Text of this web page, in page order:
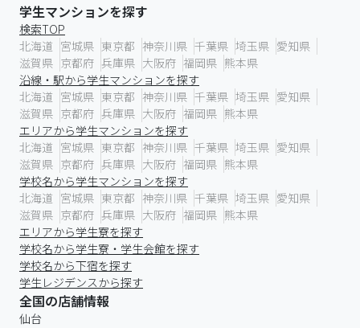
学生マンションを探す
検索TOP
北海道 宮城県 東京都 神奈川県 千葉県 埼玉県 愛知県
滋賀県 京都府 兵庫県 大阪府 福岡県 熊本県
沿線・駅から学生マンションを探す
北海道 宮城県 東京都 神奈川県 千葉県 埼玉県 愛知県
滋賀県 京都府 兵庫県 大阪府 福岡県 熊本県
エリアから学生マンションを探す
北海道 宮城県 東京都 神奈川県 千葉県 埼玉県 愛知県
滋賀県 京都府 兵庫県 大阪府 福岡県 熊本県
学校名から学生マンションを探す
北海道 宮城県 東京都 神奈川県 千葉県 埼玉県 愛知県
滋賀県 京都府 兵庫県 大阪府 福岡県 熊本県
エリアから学生寮を探す
学校名から学生寮・学生会館を探す
学校名から下宿を探す
学生レジデンスから探す
全国の店舗情報
仙台